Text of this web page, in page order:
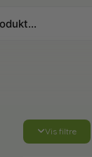
Vis filtre